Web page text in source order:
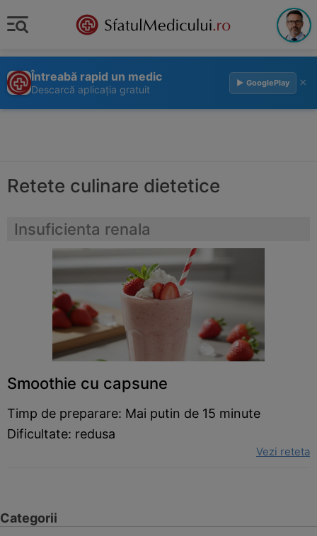
Întreabă rapid un medic
Descarcă aplicația gratuit
▶ GooglePlay ×
Retete culinare dietetice
Insuficienta renala
Smoothie cu capsune
Timp de preparare: Mai putin de 15 minute
Dificultate: redusa
Vezi reteta
Categorii